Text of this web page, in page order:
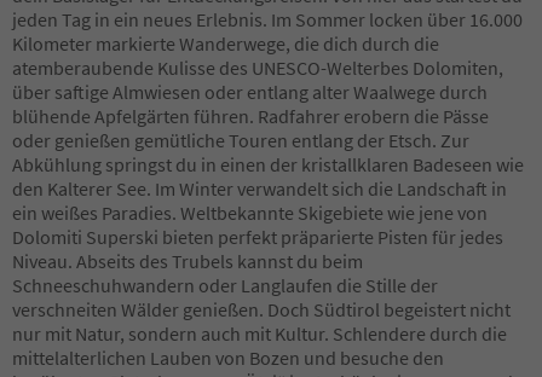
63
64
65
66
67
68
69
70
71
72
73
74
75
76
77
jeden Tag in ein neues Erlebnis. Im Sommer locken über 16.000
Kilometer markierte Wanderwege, die dich durch die
atemberaubende Kulisse des UNESCO-Welterbes Dolomiten,
über saftige Almwiesen oder entlang alter Waalwege durch
blühende Apfelgärten führen. Radfahrer erobern die Pässe
oder genießen gemütliche Touren entlang der Etsch. Zur
Abkühlung springst du in einen der kristallklaren Badeseen wie
den Kalterer See. Im Winter verwandelt sich die Landschaft in
ein weißes Paradies. Weltbekannte Skigebiete wie jene von
Dolomiti Superski bieten perfekt präparierte Pisten für jedes
Niveau. Abseits des Trubels kannst du beim
Schneeschuhwandern oder Langlaufen die Stille der
verschneiten Wälder genießen. Doch Südtirol begeistert nicht
nur mit Natur, sondern auch mit Kultur. Schlendere durch die
mittelalterlichen Lauben von Bozen und besuche den